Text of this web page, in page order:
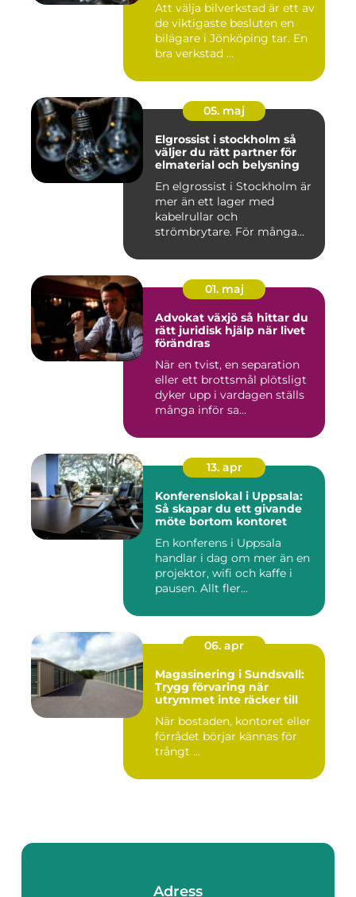
Att välja bilverkstad är ett av
de viktigaste besluten en
bilägare i Jönköping tar. En
bra verkstad ...
05. maj
Elgrossist i stockholm så
väljer du rätt partner för
elmaterial och belysning
En elgrossist i Stockholm är
mer än ett lager med
kabelrullar och
strömbrytare. För många
01. maj
Advokat växjö så hittar du
rätt juridisk hjälp när livet
förändras
När en tvist, en separation
eller ett brottsmål plötsligt
dyker upp i vardagen ställs
många inför sa...
13. apr
Konferenslokal i Uppsala:
Så skapar du ett givande
möte bortom kontoret
En konferens i Uppsala
handlar i dag om mer än en
projektor, wifi och kaffe i
pausen. Allt fler...
06. apr
Magasinering i Sundsvall:
Trygg förvaring när
utrymmet inte räcker till
När bostaden, kontoret eller
förrådet börjar kännas för
trångt ...
Adress